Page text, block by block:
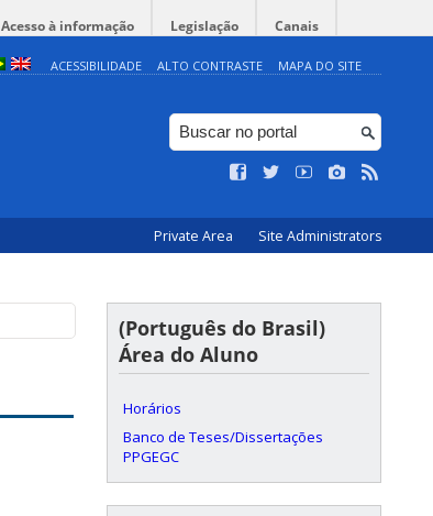
Acesso à informação Legislação Canais
ACESSIBILIDADE ALTO CONTRASTE MAPA DO SITE
Private Area Site Administrators
(Português do Brasil)
Área do Aluno
Horários
Banco de Teses/Dissertações
PPGEGC